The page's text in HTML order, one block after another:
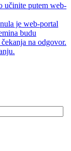
učinite putem web-
je web-portal
budu
na odgovor.